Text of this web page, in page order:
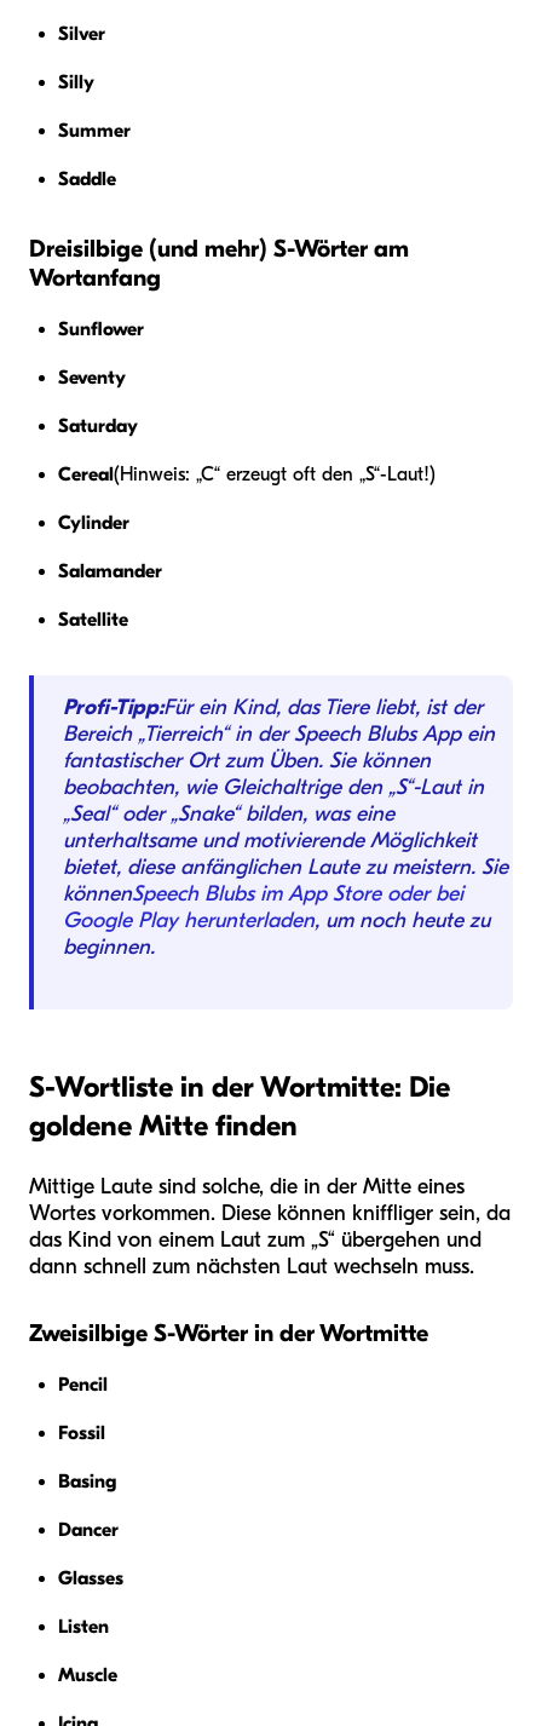
Silver
Silly
Summer
Saddle
Dreisilbige (und mehr) S-Wörter am
Wortanfang
Sunflower
Seventy
Saturday
Cereal(Hinweis: „C“ erzeugt oft den „S“-Laut!)
Cylinder
Salamander
Satellite
Profi-Tipp:Für ein Kind, das Tiere liebt, ist der
Bereich „Tierreich“ in der Speech Blubs App ein
fantastischer Ort zum Üben. Sie können
beobachten, wie Gleichaltrige den „S“-Laut in
„Seal“ oder „Snake“ bilden, was eine
unterhaltsame und motivierende Möglichkeit
bietet, diese anfänglichen Laute zu meistern. Sie
könnenSpeech Blubs im App Store oder bei
Google Play herunterladen, um noch heute zu
beginnen.
S-Wortliste in der Wortmitte: Die
goldene Mitte finden
Mittige Laute sind solche, die in der Mitte eines
Wortes vorkommen. Diese können kniffliger sein, da
das Kind von einem Laut zum „S“ übergehen und
dann schnell zum nächsten Laut wechseln muss.
Zweisilbige S-Wörter in der Wortmitte
Pencil
Fossil
Basing
Dancer
Glasses
Listen
Muscle